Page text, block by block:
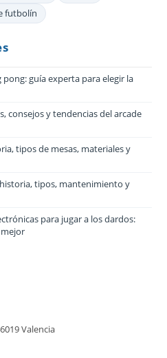
futbolín
pong: guía experta para elegir la
consejos y tendencias del arcade
tipos de mesas, materiales y
tipos, mantenimiento y
para jugar a los dardos:
Valencia